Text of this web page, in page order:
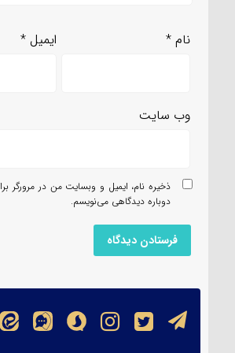
نام* ایمیل*
وب‌ سایت
ذخیره نام، ایمیل و وبسایت من در مرورگر
دوباره دیدگاهی می‌نویسم.